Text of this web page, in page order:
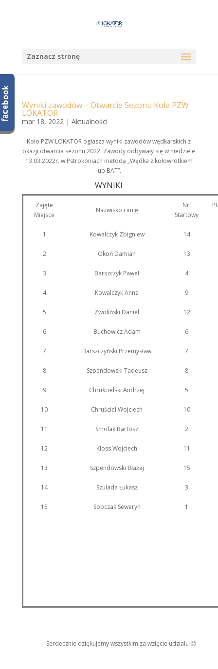
Zaznacz stronę
Wyniki zawodów – Otwarcie Sezonu Koła PZW
LOKATOR
mar 18, 2022| Aktualności
Koło PZW LOKATOR ogłasza wyniki zawodów wędkarskich z
okazji otwarcia sezonu 2022. Zawody odbywały się w niedziele
13.03.2022r. w Pstrokoniach metodą „Wędka z kołowrotkiem
lub BAT”.
WYNIKI
Zajęte
Miejsce
Nazwisko i imię
Nr.
Startowy
1 Kowalczyk Zbigniew 14
2 Okoń Damian 13
3 Barszczyk Paweł 4
4 Kowalczyk Anna 9
5 Zwoliński Daniel 12
6 Buchowicz Adam 6
7 Barszczyński Przemysław 7
8 Szpendowski Tadeusz 8
9 Chruścielski Andrzej 5
10 Chruściel Wojciech 10
11 Smolak Bartosz 2
12 Kloss Wojciech 11
13 Szpendowski Błażej 15
14 Szulada Łukasz 3
15 Sobczak Seweryn 1
Serdecznie dziękujemy wszystkim za wzięcie udziału 🙂